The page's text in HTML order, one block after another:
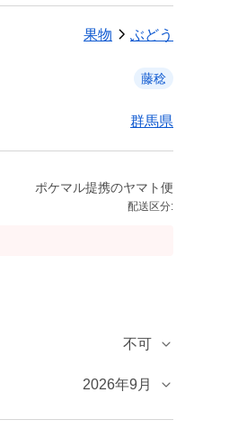
果物 ぶどう
藤稔
群馬県
ポケマル提携のヤマト便
配送区分:
不可
2026年9月